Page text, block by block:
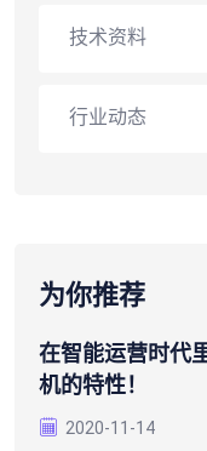
技术资料
行业动态
为你推荐
在智能运营时代
机的特性！
2020-11-14